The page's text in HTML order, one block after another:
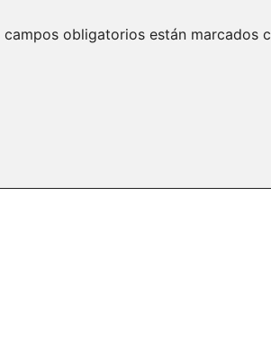
campos obligatorios están marcados